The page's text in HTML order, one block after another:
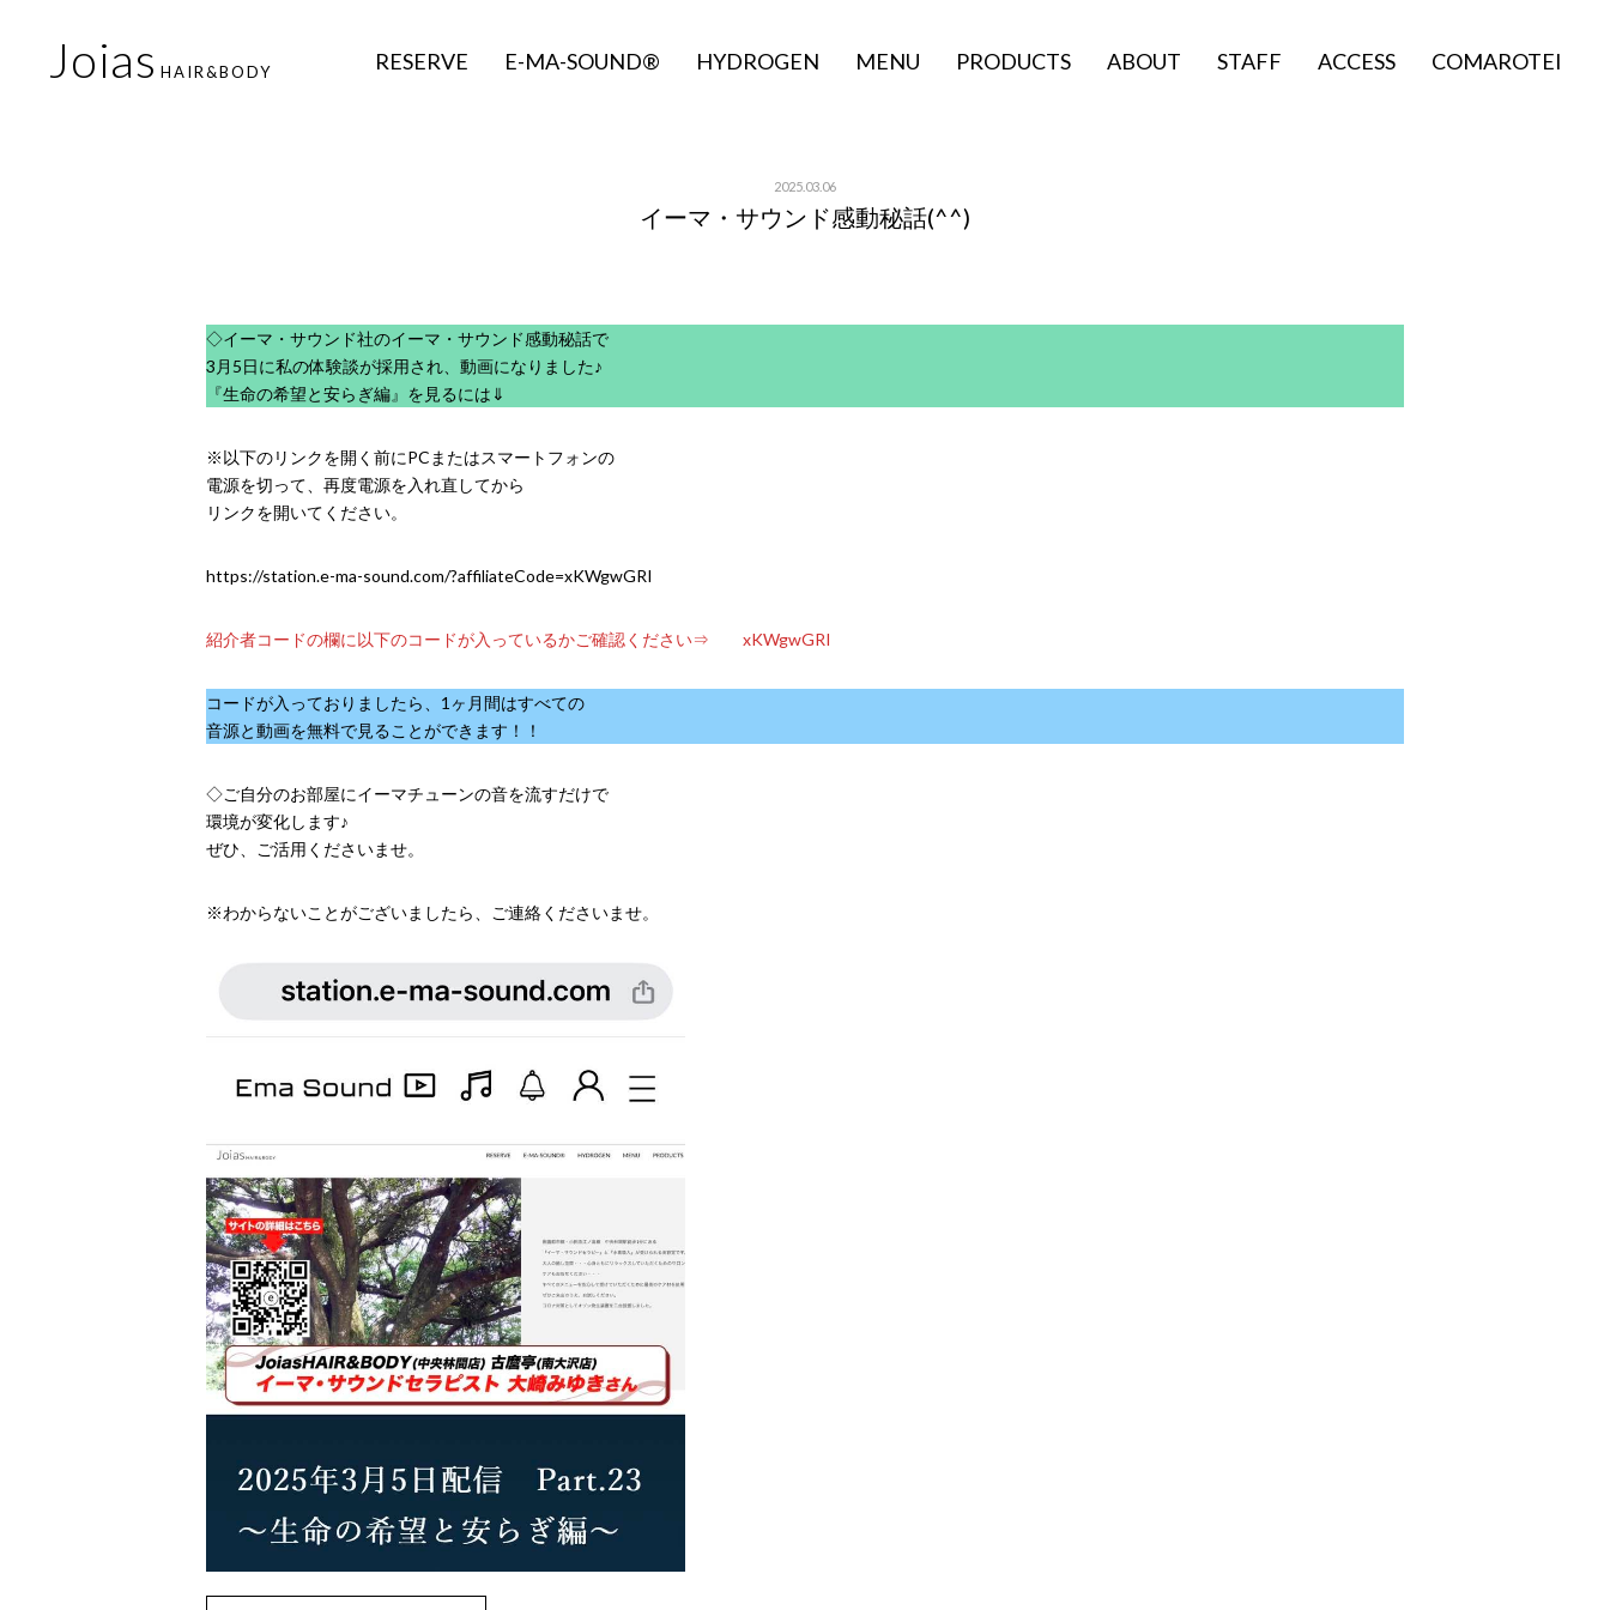
Joias HAIR&BODY RESERVE E-MA-SOUND® HYDROGEN MENU PRODUCTS ABOUT STAFF ACCESS COMAROTEI
2025.03.06
イーマ・サウンド感動秘話(^^)
◇イーマ・サウンド社のイーマ・サウンド感動秘話で
3月5日に私の体験談が採用され、動画になりました♪
『生命の希望と安らぎ編』を見るには⇓
※以下のリンクを開く前にPCまたはスマートフォンの
電源を切って、再度電源を入れ直してから
リンクを開いてください。
https://station.e-ma-sound.com/?affiliateCode=xKWgwGRI
紹介者コードの欄に以下のコードが入っているかご確認ください⇒ xKWgwGRI
コードが入っておりましたら、1ヶ月間はすべての
音源と動画を無料で見ることができます！！
◇ご自分のお部屋にイーマチューンの音を流すだけで
環境が変化します♪
ぜひ、ご活用くださいませ。
※わからないことがございましたら、ご連絡くださいませ。